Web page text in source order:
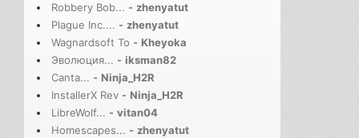
Robbery Bob... - zhenyatut
Plague Inc.... - zhenyatut
Wagnardsoft To - Kheyoka
Эволюция... - iksman82
Canta... - Ninja_H2R
InstallerX Rev - Ninja_H2R
LibreWolf... - vitan04
Homescapes... - zhenyatut